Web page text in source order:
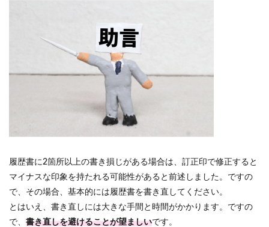
履歴書に2箇所以上の書き損じがある場合は、訂正印で修正すると
マイナスな印象を持たれる可能性があると前述しました。ですの
で、その場合、基本的には履歴書を書き直してください。
とはいえ、書き直しには大きな手間と時間がかかります。ですの
で、 書き直しを避けることが望ましいです。